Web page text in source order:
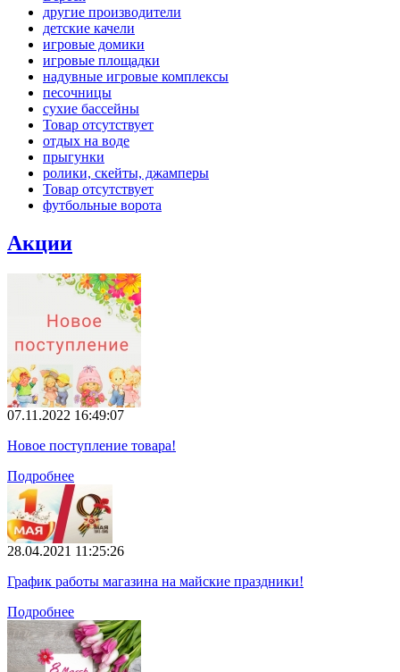
другие производители
детские качели
игровые домики
игровые площадки
надувные игровые комплексы
песочницы
сухие бассейны
Товар отсутствует
отдых на воде
прыгунки
ролики, скейты, джамперы
Товар отсутствует
футбольные ворота
Акции
07.11.2022 16:49:07
Новое поступление товара!
Подробнее
28.04.2021 11:25:26
График работы магазина на майские праздники!
Подробнее